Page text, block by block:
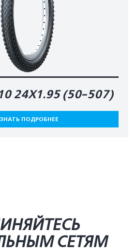
24X1.95 (50-507)
ПОДРОБНЕЕ
СЕТЯМ